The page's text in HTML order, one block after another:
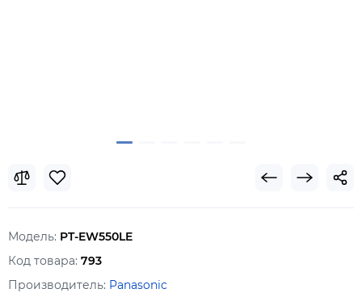
Модель: PT-EW550LE
Код товара: 793
Производитель: Panasonic